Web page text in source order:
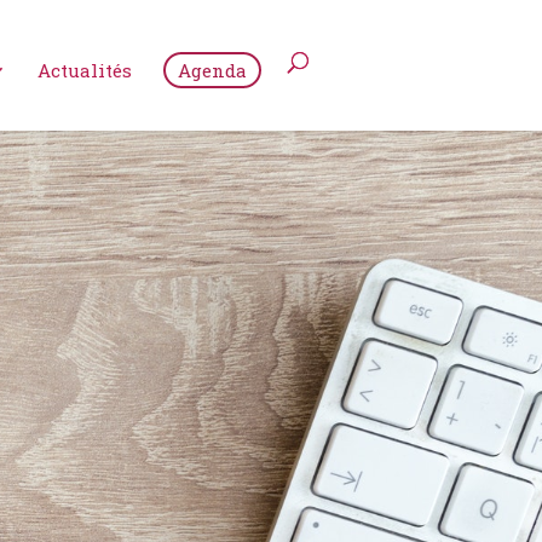
Actualités Agenda